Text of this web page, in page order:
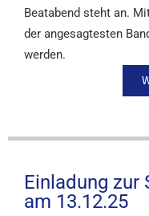
Beatabend steht an.
der angesagtesten
werden.
Einladung zur
am 13.12.25